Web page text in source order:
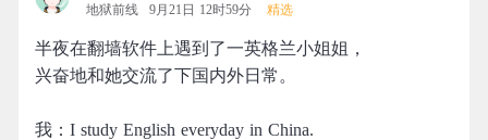
地狱前线 9月21日 12时59分 精选
半夜在翻墙软件上遇到了一英格兰小姐姐，
兴奋地和她交流了下国内外日常。
我：I study English everyday in China.